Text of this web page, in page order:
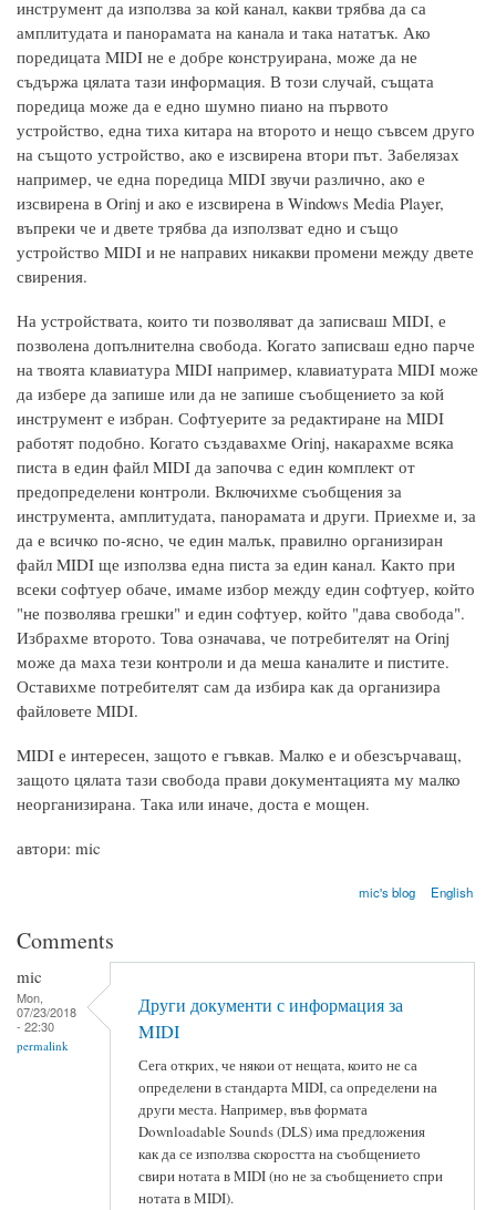
инструмент да използва за кой канал, какви трябва да са
амплитудата и панорамата на канала и така нататък. Ако
поредицата MIDI не е добре конструирана, може да не
съдържа цялата тази информация. В този случай, същата
поредица може да е едно шумно пиано на първото
устройство, една тиха китара на второто и нещо съвсем друго
на същото устройство, ако е изсвирена втори път. Забелязах
например, че една поредица MIDI звучи различно, ако е
изсвирена в Orinj и ако е изсвирена в Windows Media Player,
въпреки че и двете трябва да използват едно и също
устройство MIDI и не направих никакви промени между двете
свирения.
На устройствата, които ти позволяват да записваш MIDI, е
позволена допълнителна свобода. Когато записваш едно парче
на твоята клавиатура MIDI например, клавиатурата MIDI може
да избере да запише или да не запише съобщението за кой
инструмент е избран. Софтуерите за редактиране на MIDI
работят подобно. Когато създавахме Orinj, накарахме всяка
писта в един файл MIDI да започва с един комплект от
предопределени контроли. Включихме съобщения за
инструмента, амплитудата, панорамата и други. Приехме и, за
да е всичко по-ясно, че един малък, правилно организиран
файл MIDI ще използва една писта за един канал. Както при
всеки софтуер обаче, имаме избор между един софтуер, който
"не позволява грешки" и един софтуер, който "дава свобода".
Избрахме второто. Това означава, че потребителят на Orinj
може да маха тези контроли и да меша каналите и пистите.
Оставихме потребителят сам да избира как да организира
файловете MIDI.
MIDI е интересен, защото е гъвкав. Малко е и обезсърчаващ,
защото цялата тази свобода прави документацията му малко
неорганизирана. Така или иначе, доста е мощен.
автори: mic
mic's blog English
Comments
mic
Mon,
07/23/2018
- 22:30
permalink
Други документи с информация за
MIDI
Сега открих, че някои от нещата, които не са
определени в стандарта MIDI, са определени на
други места. Например, във формата
Downloadable Sounds (DLS) има предложения
как да се използва скоростта на съобщението
свири нотата в MIDI (но не за съобщението спри
нотата в MIDI).